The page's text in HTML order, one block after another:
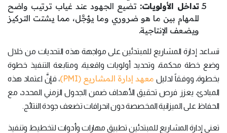
تداخل الأولويات: تضيع الجهود عند غياب ترتيب واضح
للمهام بين ما هو ضروري وما يؤجَّل، مما يشتت التركيز
ويضعف الإنتاجية.
تساعد إدارة المشاريع للمبتدئين على مواجهة هذه التحديات من خلال
وضع خطة محكمة، وتحديد أولويات واقعية، ومتابعة التنفيذ خطوة
بخطوة، ووفقاً لدليل معهد إدارة المشاريع (PMI)
، فإنَّ اعتماد هذه
المبادئ، يعزز فرص تحقيق الأهداف ضمن الجدول الزمني المحدد، مع
الحفاظ على الميزانية المخصصة دون انحرافات تضعف جودة النتائج.
تعني إدارة المشاريع للمبتدئين تطبيق مهارات وأدوات لتخطيط وتنفيذ